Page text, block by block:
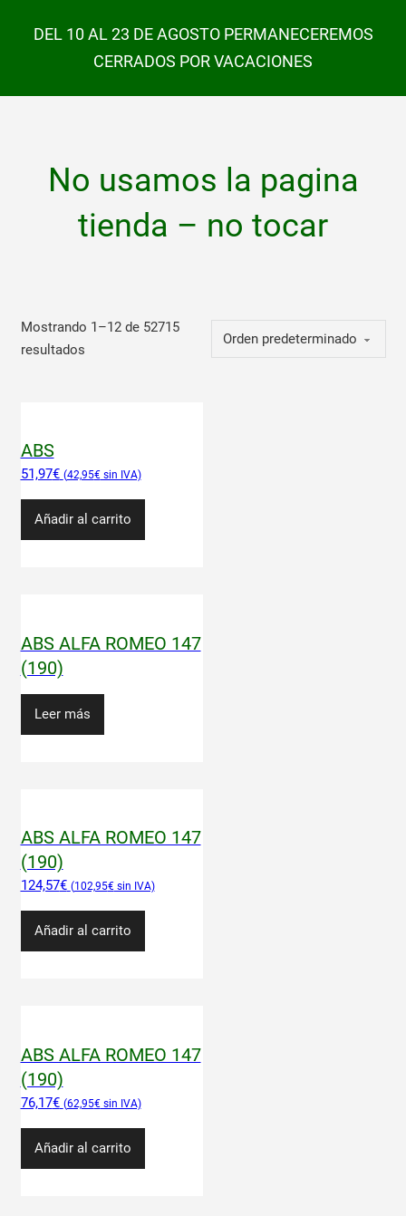
DEL 10 AL 23 DE AGOSTO PERMANECEREMOS
CERRADOS POR VACACIONES
No usamos la pagina
tienda – no tocar
Mostrando 1–12 de 52715
resultados
ABS
51,97€ 42,95€
Añadir al carrito
ABS ALFA ROMEO 147
(190)
Leer más
ABS ALFA ROMEO 147
(190)
124,57€ 102,95€
Añadir al carrito
ABS ALFA ROMEO 147
(190)
76,17€ 62,95€
Añadir al carrito